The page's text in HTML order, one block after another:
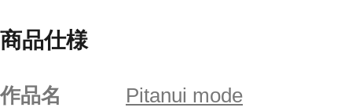
商品仕様
作品名 Pitanui mode